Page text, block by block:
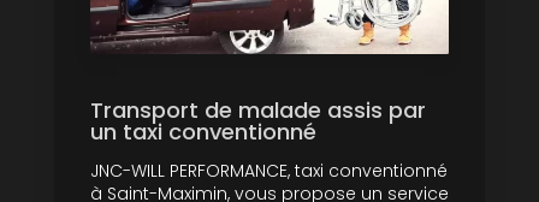
Transport de malade assis par
un taxi conventionné
JNC-WILL PERFORMANCE, taxi conventionné
à Saint-Maximin, vous propose un service